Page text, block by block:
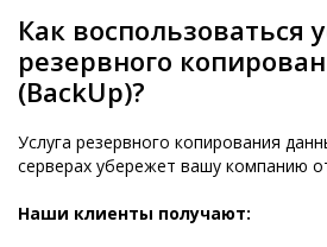
Как воспользоваться
резервного
(BackUp)?
Услуга резервного копирования
серверах убережет вашу компанию
Наши клиенты получают: